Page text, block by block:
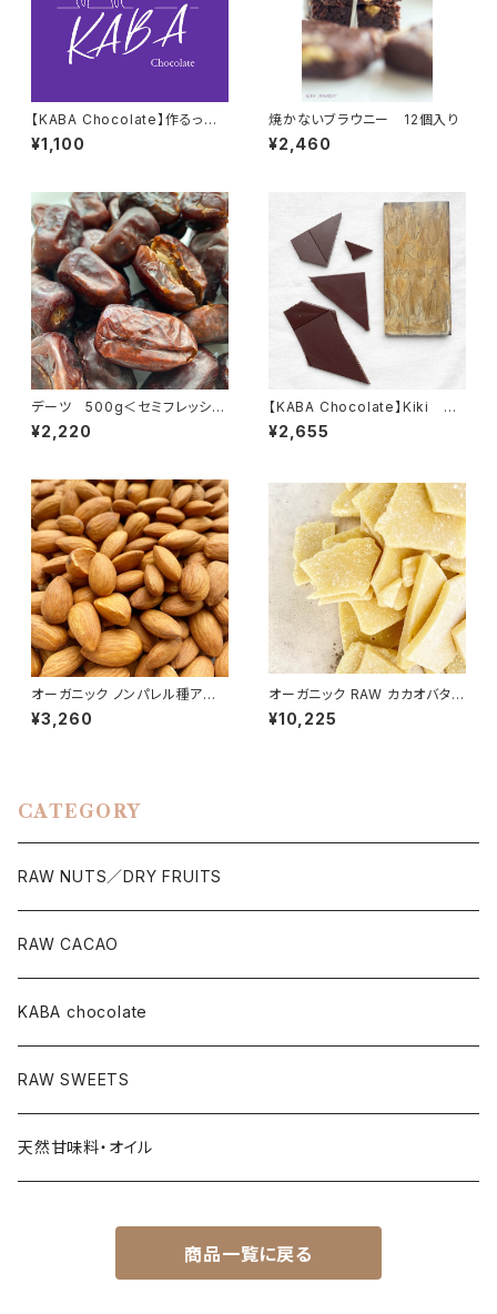
【KABA Chocolate】作るって
楽しい！食の体験活動 HIPPO
CLUB
¥1,100
焼かないブラウニー 12個入り
¥2,460
デーツ 500g＜セミフレッシュ
/種あり＞／ Dries dates
¥2,220
【KABA Chocolate】Kiki カ
カオ90％ 乳酸菌入り ※
冷蔵便
¥2,655
オーガニック ノンパレル種アー
モンド 500g＜生＞／Organic
Almond （Raw）
¥3,260
オーガニック RAW カカオバター
500g／エクアドル産アリバ
種 非アルカリ処理 ※冷蔵便
¥10,225
CATEGORY
RAW NUTS／DRY FRUITS
RAW CACAO
KABA chocolate
RAW SWEETS
天然甘味料・オイル
商品一覧に戻る